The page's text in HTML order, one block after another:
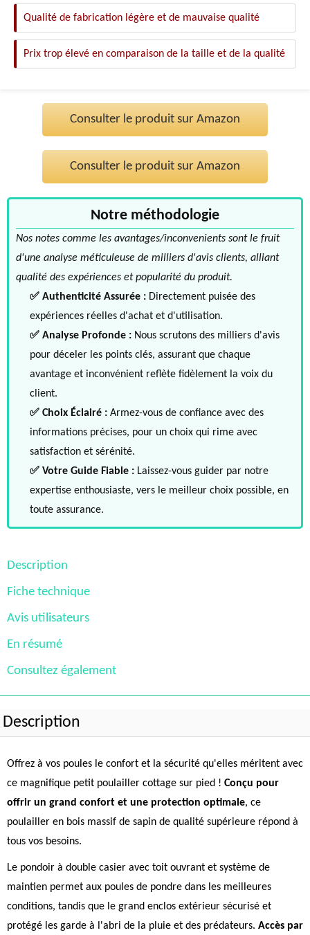
Qualité de fabrication légère et de mauvaise qualité
Prix trop élevé en comparaison de la taille et de la qualité
Consulter le produit sur Amazon
Consulter le produit sur Amazon
Notre méthodologie
Nos notes comme les avantages/inconvenients sont le fruit
d'une analyse méticuleuse de milliers d'avis clients, alliant
qualité des expériences et popularité du produit.
✅ Authenticité Assurée : Directement puisée des
expériences réelles d'achat et d'utilisation.
✅ Analyse Profonde : Nous scrutons des milliers d'avis
pour déceler les points clés, assurant que chaque
avantage et inconvénient reflète fidèlement la voix du
client.
✅ Choix Éclairé : Armez-vous de confiance avec des
informations précises, pour un choix qui rime avec
satisfaction et sérénité.
✅ Votre Guide Fiable : Laissez-vous guider par notre
expertise enthousiaste, vers le meilleur choix possible, en
toute assurance.
Description
Fiche technique
Avis utilisateurs
En résumé
Consultez également
Description
Offrez à vos poules le confort et la sécurité qu'elles méritent avec
ce magnifique petit poulailler cottage sur pied ! Conçu pour
offrir un grand confort et une protection optimale, ce
poulailler en bois massif de sapin de qualité supérieure répond à
tous vos besoins.
Le pondoir à double casier avec toit ouvrant et système de
maintien permet aux poules de pondre dans les meilleures
conditions, tandis que le grand enclos extérieur sécurisé et
protégé les garde à l'abri de la pluie et des prédateurs. Accès par